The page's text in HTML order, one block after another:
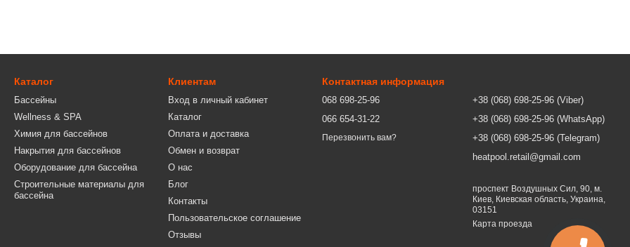
Каталог
Бассейны
Wellness & SPA
Химия для бассейнов
Накрытия для бассейнов
Оборудование для бассейна
Строительные материалы для
бассейна
Клиентам
Вход в личный кабинет
Каталог
Оплата и доставка
Обмен и возврат
О нас
Блог
Контакты
Пользовательское соглашение
Отзывы
Контактная информация
068 698-25-96
066 654-31-22
Перезвонить вам?
+38 (068) 698-25-96 (Viber)
+38 (068) 698-25-96 (WhatsApp)
+38 (068) 698-25-96 (Telegram)
heatpool.retail@gmail.com
проспект Воздушных Сил, 90, м.
Киев, Киевская область, Украина,
03151
Карта проезда